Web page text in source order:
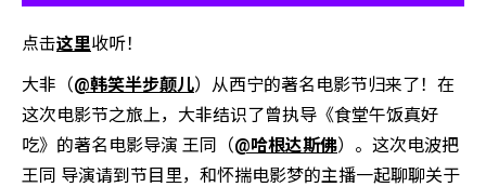
点击这里收听！
大非（@韩笑半步颠儿）从西宁的著名电影节归来了！在
这次电影节之旅上，大非结识了曾执导《食堂午饭真好
吃》的著名电影导演 王同（@哈根达斯佛）。这次电波把
王同 导演请到节目里，和怀揣电影梦的主播一起聊聊关于